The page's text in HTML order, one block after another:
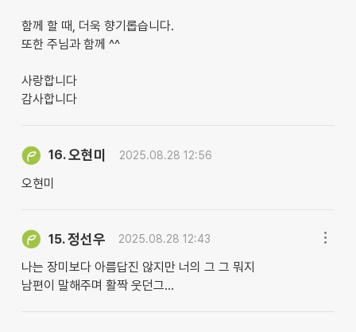
함께 할 때, 더욱 향기롭습니다.
또한 주님과 함께 ^^
사랑합니다
감사합니다
16.오현미 2025.08.28 12:56
오현미
15.정선우 2025.08.28 12:43
나는 장미보다 아름답진 않지만 너의 그 그 뭐지
남편이 말해주며 활짝 웃던그...